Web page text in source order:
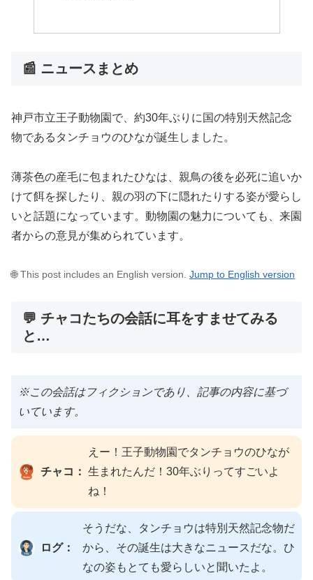
📰 ニュースまとめ
神戸市立王子動物園で、約30年ぶりに国の特別天然記念
物であるタンチョウのひなが誕生しました。
薄茶色の産毛に包まれたひなは、親鳥の後を必死に追いか
けて餌を探したり、親の羽の下に隠れたりする姿が愛らし
いと話題になっています。動物園の魅力についても、来園
者からの意見が集められています。
🌐 This post includes an English version. Jump to English version
💬 チャコたちの会話に耳をすませてみる
と…
※この会話はフィクションであり、記事の内容に基づ
いています。
チャコ：
えー！王子動物園でタンチョウのひなが
生まれたんだ！30年ぶりってすごいよ
ね！
ログ：
そうだな、タンチョウは特別天然記念物だ
から、その誕生は大きなニュースだな。ひ
なの姿もとても愛らしいと聞いたよ。